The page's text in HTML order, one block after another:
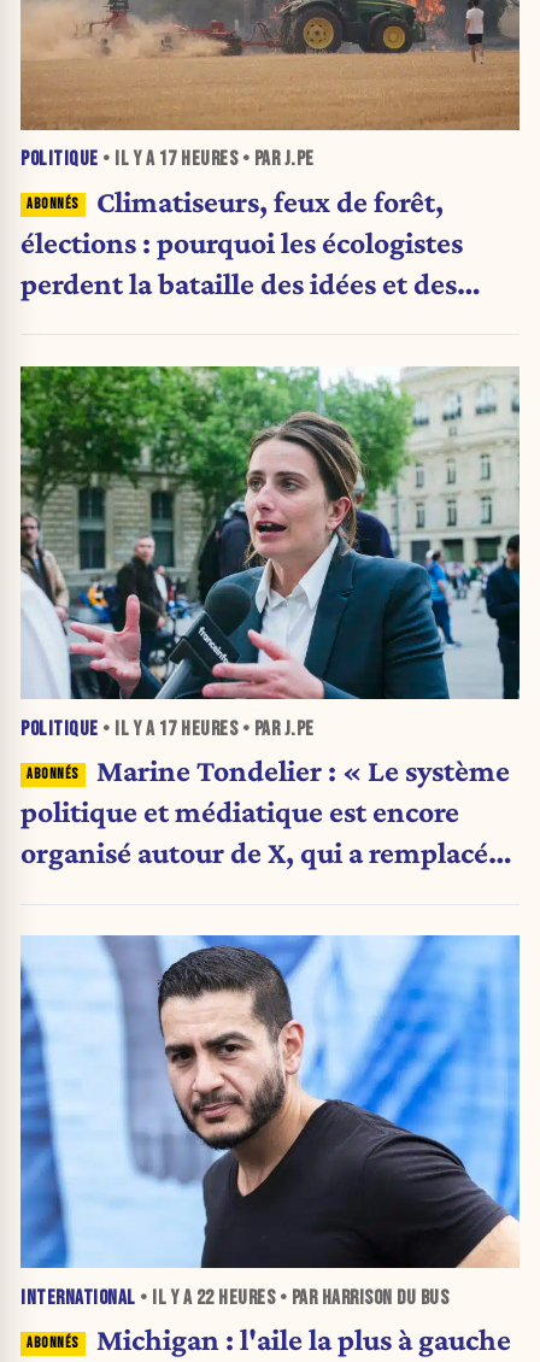
POLITIQUE • IL Y A 17 HEURES• PAR J.PE
Climatiseurs, feux de forêt,
élections : pourquoi les écologistes
perdent la bataille des idées et des
POLITIQUE • IL Y A 17 HEURES• PAR J.PE
Marine Tondelier : « Le système
politique et médiatique est encore
organisé autour de X, qui a remplacé
INTERNATIONAL • IL Y A 22 HEURES• PAR HARRISON DU BUS
Michigan : l'aile la plus à gauche